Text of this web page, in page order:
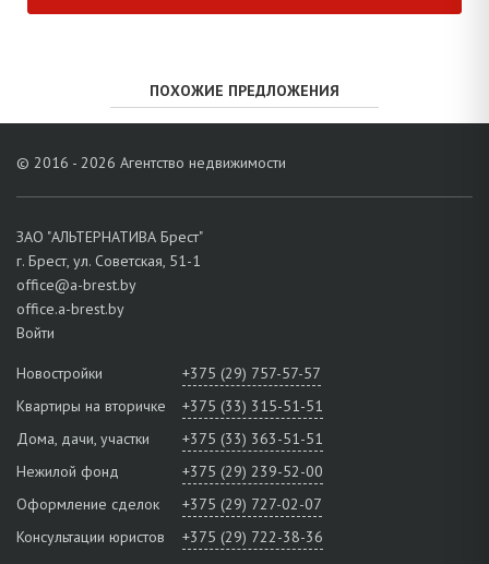
ПОХОЖИЕ ПРЕДЛОЖЕНИЯ
© 2016 - 2026 Агентство недвижимости
ЗАО "АЛЬТЕРНАТИВА Брест"
г. Брест, ул. Советская, 51-1
office@a-brest.by
office.a-brest.by
Войти
Новостройки
+375 (29) 757-57-57
Квартиры на вторичке
+375 (33) 315-51-51
Дома, дачи, участки
+375 (33) 363-51-51
Нежилой фонд
+375 (29) 239-52-00
Оформление сделок
+375 (29) 727-02-07
Консультации юристов
+375 (29) 722-38-36